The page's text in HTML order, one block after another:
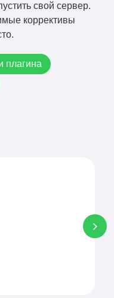
свой сервер.
коррективы
плагина